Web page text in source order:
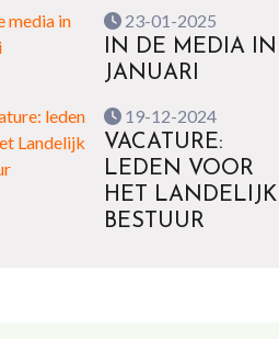
23-01-2025
IN DE MEDIA IN
JANUARI
19-12-2024
VACATURE:
LEDEN VOOR
HET LANDELIJK
BESTUUR